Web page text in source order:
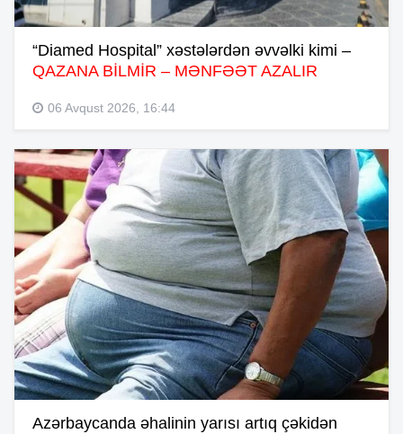
“Diamed Hospital” xəstələrdən əvvəlki kimi –
QAZANA BİLMİR – MƏNFƏƏT AZALIR
06 Avqust 2026, 16:44
Azərbaycanda əhalinin yarısı artıq çəkidən